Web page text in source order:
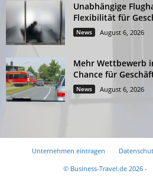
Unabhängige
Flexibilität für
News August 6, 2026
Mehr Wettbewerb
Chance für
News August 6, 2026
Unternehmen eintragen
© Business-Travel.de 2026 -